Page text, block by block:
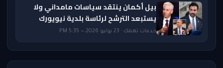
بيل أكمان ينتقد سياسات مامداني ولا
يستبعد الترشح لرئاسة بلدية نيويورك
خدمات تهمك · 23 يوليو 2026 — 5:35 PM